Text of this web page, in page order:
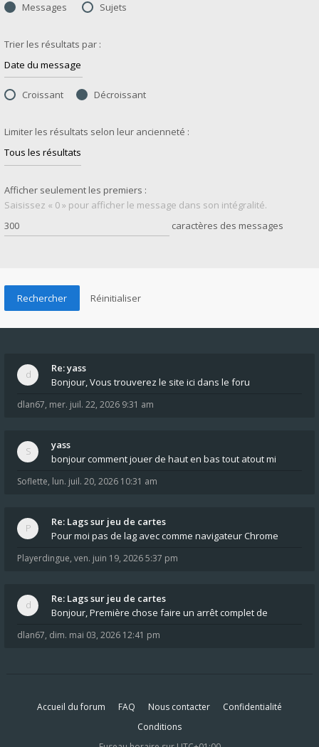
Messages
Sujets
Trier les résultats par :
Croissant Décroissant
Limiter les résultats selon leur ancienneté :
Afficher seulement les premiers :
Saisissez « 0 » pour afficher le message dans son intégralité.
caractères des messages
Re: yass
Bonjour, Vous trouverez le site ici dans le foru
dlan67, mer. juil. 22, 2026 9:31 am
yass
bonjour comment jouer de haut en bas tout atout mi
Soflette, lun. juil. 20, 2026 10:31 am
Re: Lags sur jeu de cartes
Pour moi pas de lag avec comme navigateur Chrome
Playerdingue, ven. juin 19, 2026 5:37 pm
Re: Lags sur jeu de cartes
Bonjour, Première chose faire un arrêt complet de
dlan67, dim. mai 03, 2026 12:41 pm
Accueil du forum FAQ Nous contacter
Confidentialité
Conditions